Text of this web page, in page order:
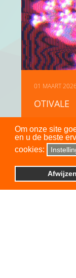
Om onze site
en u de beste
cookies:
Afwijzen
01 MAART
OTIVALE
Lees meer